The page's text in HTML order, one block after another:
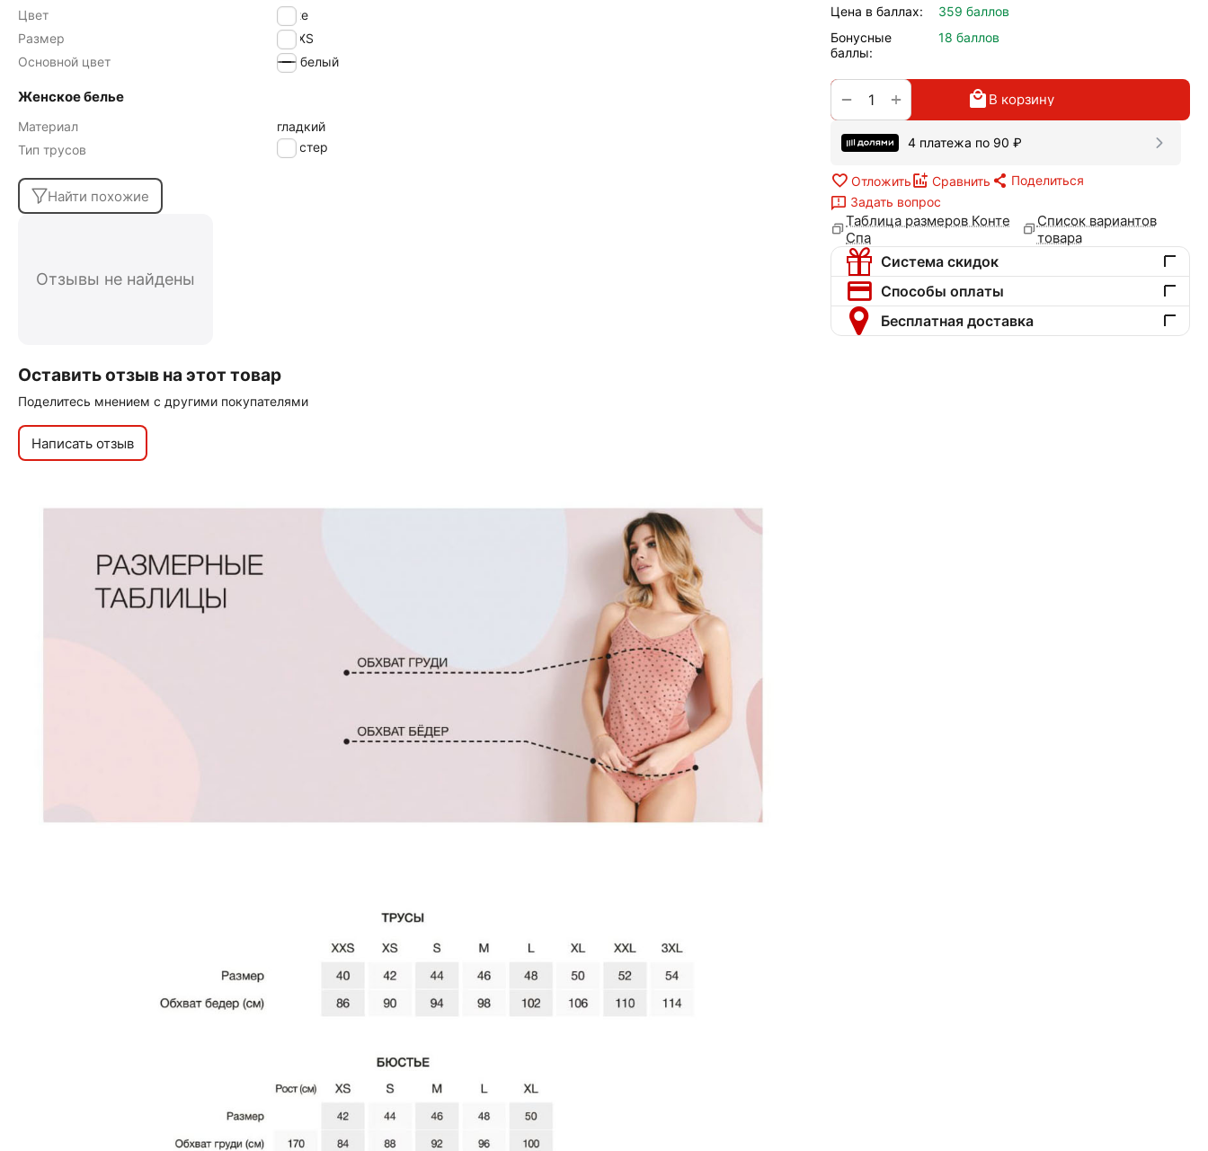
Цена в баллах:
359 баллов
Бонусные
баллы:
18 баллов
+
− В корзину
4 платежа по 90 ₽
Отложить Сравнить
Поделиться
Задать вопрос
Таблица размеров Конте
Спа
Список вариантов
товара
Система скидок
Способы оплаты
Бесплатная доставка
Цвет
white
Размер
90/XS
Основной цвет
белый
Женское белье
Материал
гладкий
Тип трусов
Хипстер
Найти похожие
Отзывы не найдены
Оставить отзыв на этот товар
Поделитесь мнением с другими покупателями
Написать отзыв